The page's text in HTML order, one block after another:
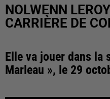
NOLWENN
CARRIÈRE DE
Elle va jouer dans la
Marleau », le 29